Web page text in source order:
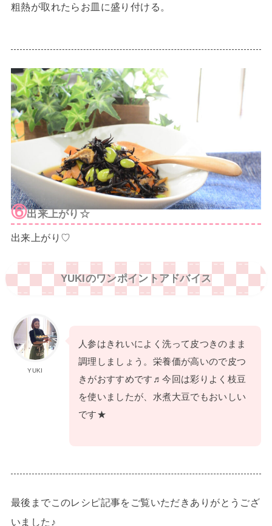
粗熱が取れたらお皿に盛り付ける。
⑥出来上がり☆
出来上がり♡
YUKIのワンポイントアドバイス
YUKI
人参はきれいによく洗って皮つきのまま
調理しましょう。栄養価が高いので皮つ
きがおすすめです♬今回は彩りよく枝豆
を使いましたが、水煮大豆でもおいしい
です★
最後までこのレシピ記事をご覧いただきありがとうござ
いました♪